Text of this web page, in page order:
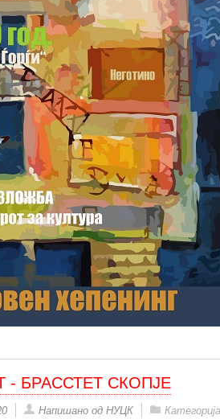
- БРАССТЕТ СКОПЈЕ
Напишано од НУЦК